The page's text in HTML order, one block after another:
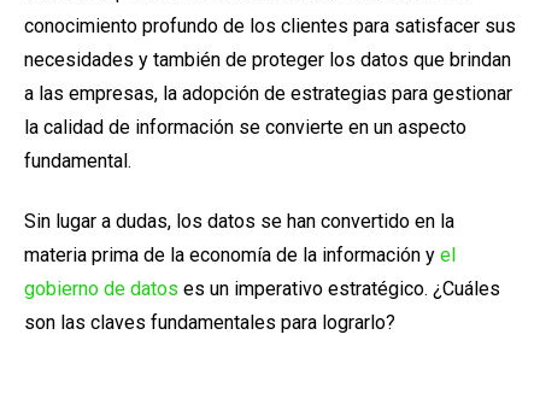
conocimiento profundo de los clientes para satisfacer sus
necesidades y también de proteger los datos que brindan
a las empresas, la adopción de estrategias para gestionar
la calidad de información se convierte en un aspecto
fundamental.
Sin lugar a dudas, los datos se han convertido en la
materia prima de la economía de la información y el
gobierno de datos es un imperativo estratégico. ¿Cuáles
son las claves fundamentales para lograrlo?